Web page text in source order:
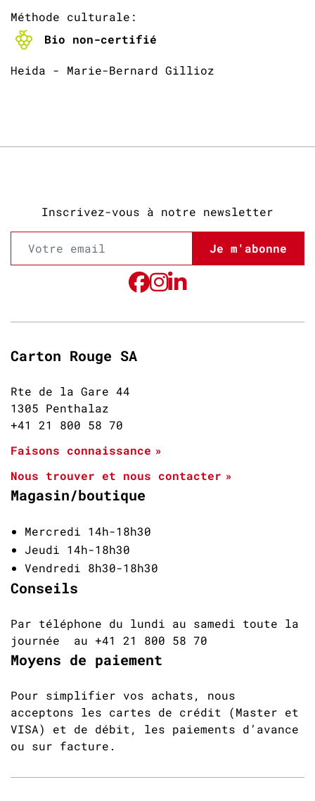
Méthode culturale:
Bio non-certifié
Heida - Marie-Bernard Gillioz
Inscrivez-vous à notre newsletter
Je m'abonne
Carton Rouge SA
Rte de la Gare 44
1305 Penthalaz
+41 21 800 58 70
Faisons connaissance
Nous trouver et nous contacter
Magasin/boutique
Mercredi 14h-18h30
Jeudi 14h-18h30
Vendredi 8h30-18h30
Conseils
Par téléphone du lundi au samedi toute la
journée au +41 21 800 58 70
Moyens de paiement
Pour simplifier vos achats, nous
acceptons les cartes de crédit (Master et
VISA) et de débit, les paiements d’avance
ou sur facture.